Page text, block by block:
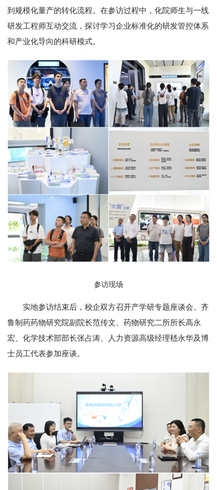
到规模化量产的转化流程。在参访过程中，化院师生与一线
研发工程师互动交流，探讨学习企业标准化的研发管控体系
和产业化导向的科研模式。
参访现场
实地参访结束后，校企双方召开产学研专题座谈会。齐
鲁制药药物研究院副院长范传文、药物研究二所所长高永
宏、化学技术部部长张占涛、人力资源高级经理嵇永华及博
士员工代表参加座谈。